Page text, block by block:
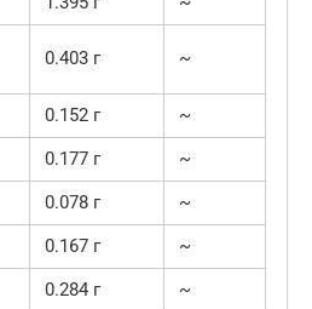
0.403 г ~
0.152 г
~
0.177 г
~
0.078 г
~
0.167 г
~
0.284 г
~